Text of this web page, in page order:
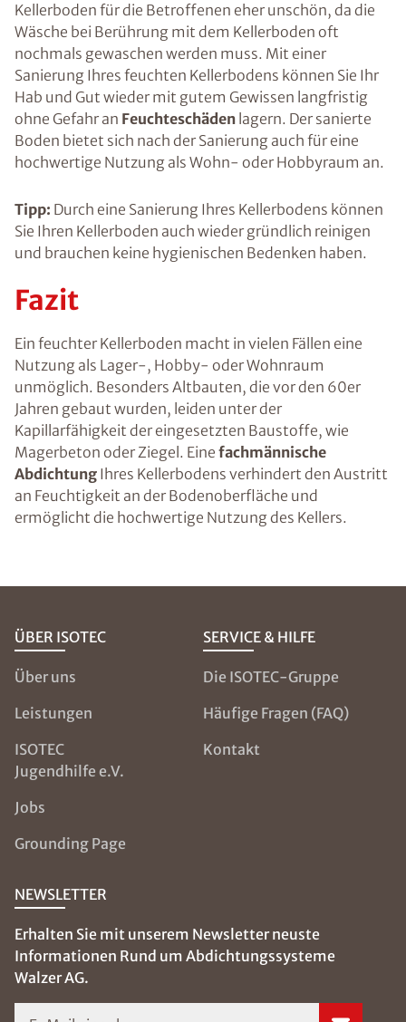
Kellerboden für die Betroffenen eher unschön, da die
Wäsche bei Berührung mit dem Kellerboden oft
nochmals gewaschen werden muss. Mit einer
Sanierung Ihres feuchten Kellerbodens können Sie Ihr
Hab und Gut wieder mit gutem Gewissen langfristig
ohne Gefahr an Feuchteschäden lagern. Der sanierte
Boden bietet sich nach der Sanierung auch für eine
hochwertige Nutzung als Wohn- oder Hobbyraum an.
Tipp: Durch eine Sanierung Ihres Kellerbodens können
Sie Ihren Kellerboden auch wieder gründlich reinigen
und brauchen keine hygienischen Bedenken haben.
Fazit
Ein feuchter Kellerboden macht in vielen Fällen eine
Nutzung als Lager-, Hobby- oder Wohnraum
unmöglich. Besonders Altbauten, die vor den 60er
Jahren gebaut wurden, leiden unter der
Kapillarfähigkeit der eingesetzten Baustoffe, wie
Magerbeton oder Ziegel. Eine fachmännische
Abdichtung Ihres Kellerbodens verhindert den Austritt
an Feuchtigkeit an der Bodenoberfläche und
ermöglicht die hochwertige Nutzung des Kellers.
ÜBER ISOTEC
Über uns
Leistungen
ISOTEC
Jugendhilfe e.V.
Jobs
Grounding Page
SERVICE & HILFE
Die ISOTEC-Gruppe
Häufige Fragen (FAQ)
Kontakt
NEWSLETTER
Erhalten Sie mit unserem Newsletter neuste
Informationen Rund um Abdichtungssysteme
Walzer AG.